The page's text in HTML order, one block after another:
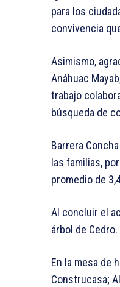
para los
convivencia
Asimismo,
Anáhuac
trabajo
búsqueda de
Barrera
las familias,
promedio de
Al concluir el
árbol de Cedro.
En la mesa de
Construcasa;